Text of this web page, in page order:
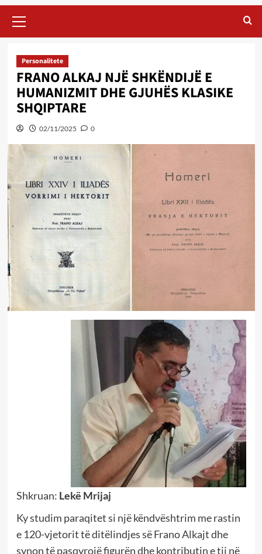
Menu
Personalitete
FRANO ALKAJ NJË SHKËNDIJË E
HUMANIZMIT DHE GJUHËS KLASIKE
SHQIPTARE
02/11/2025 0
Shkruan: Lekë Mrijaj
Ky studim paraqitet si një këndvështrim me rastin
e 120-vjetorit të ditëlindjes së Frano Alkajt dhe
synon të pasqyrojë figurën dhe kontributin e tij në